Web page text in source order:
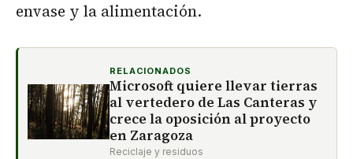
envase y la alimentación.
RELACIONADOS
Microsoft quiere llevar tierras
al vertedero de Las Canteras y
crece la oposición al proyecto
en Zaragoza
Reciclaje y residuos